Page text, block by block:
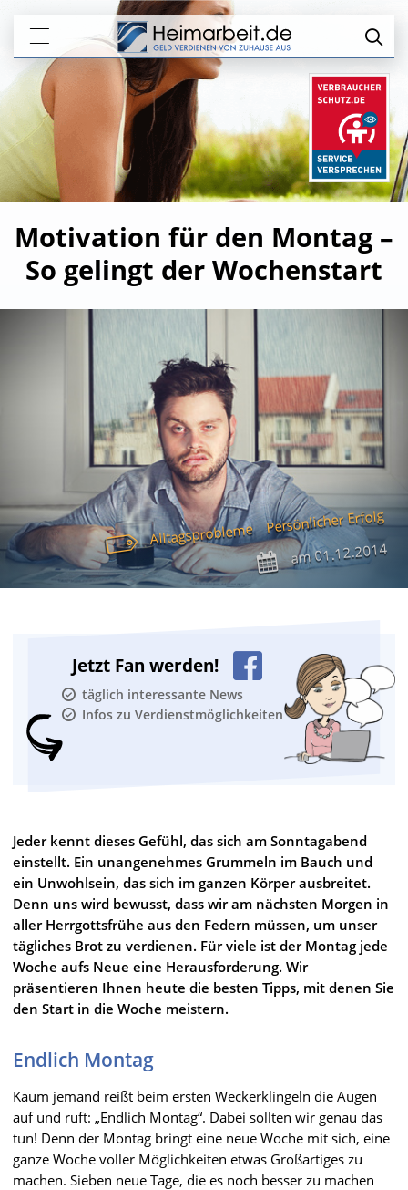
Motivation für den Montag –
So gelingt der Wochenstart
Alltagsprobleme Persönlicher Erfolg
am01.12.2014
Jetzt Fan werden!
täglich interessante News
Infos zu Verdienstmöglichkeiten
Jeder kennt dieses Gefühl, das sich am Sonntagabend
einstellt. Ein unangenehmes Grummeln im Bauch und
ein Unwohlsein, das sich im ganzen Körper ausbreitet.
Denn uns wird bewusst, dass wir am nächsten Morgen in
aller Herrgottsfrühe aus den Federn müssen, um unser
tägliches Brot zu verdienen. Für viele ist der Montag jede
Woche aufs Neue eine Herausforderung. Wir
präsentieren Ihnen heute die besten Tipps, mit denen Sie
den Start in die Woche meistern.
Endlich Montag
Kaum jemand reißt beim ersten Weckerklingeln die Augen
auf und ruft: „Endlich Montag“. Dabei sollten wir genau das
tun! Denn der Montag bringt eine neue Woche mit sich, eine
ganze Woche voller Möglichkeiten etwas Großartiges zu
machen. Sieben neue Tage, die es noch besser zu machen